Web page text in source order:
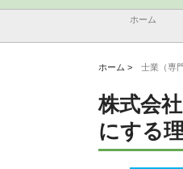
ホーム
ホーム > 士業（専
株式会
にする